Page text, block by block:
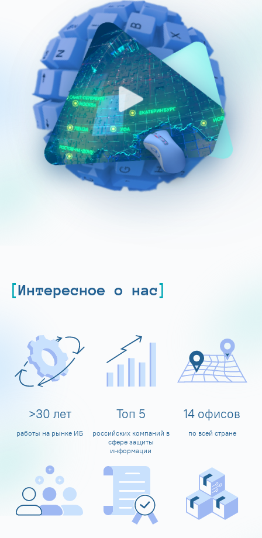
Интересное о нас
>30 лет
работы на рынке ИБ
Топ 5
российских компаний в
сфере защиты
информации
14 офисов
по всей стране